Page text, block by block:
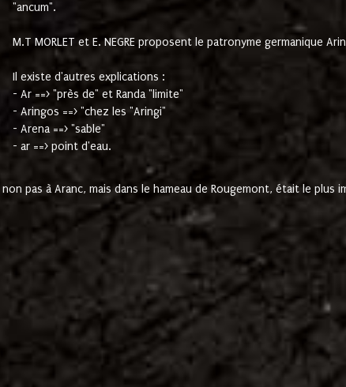
"ancum".
M.T MORLET et E. NEGRE proposent le patronyme germanique
Il existe d'autres explications :
- Ar ==> "près de" et Randa "limite"
- Aringos ==> "chez les "Aringi"
- Arena ==> "sable"
- ar ==> point d'eau.
pas à Aranc, mais dans le hameau de Rougemont, était le plus